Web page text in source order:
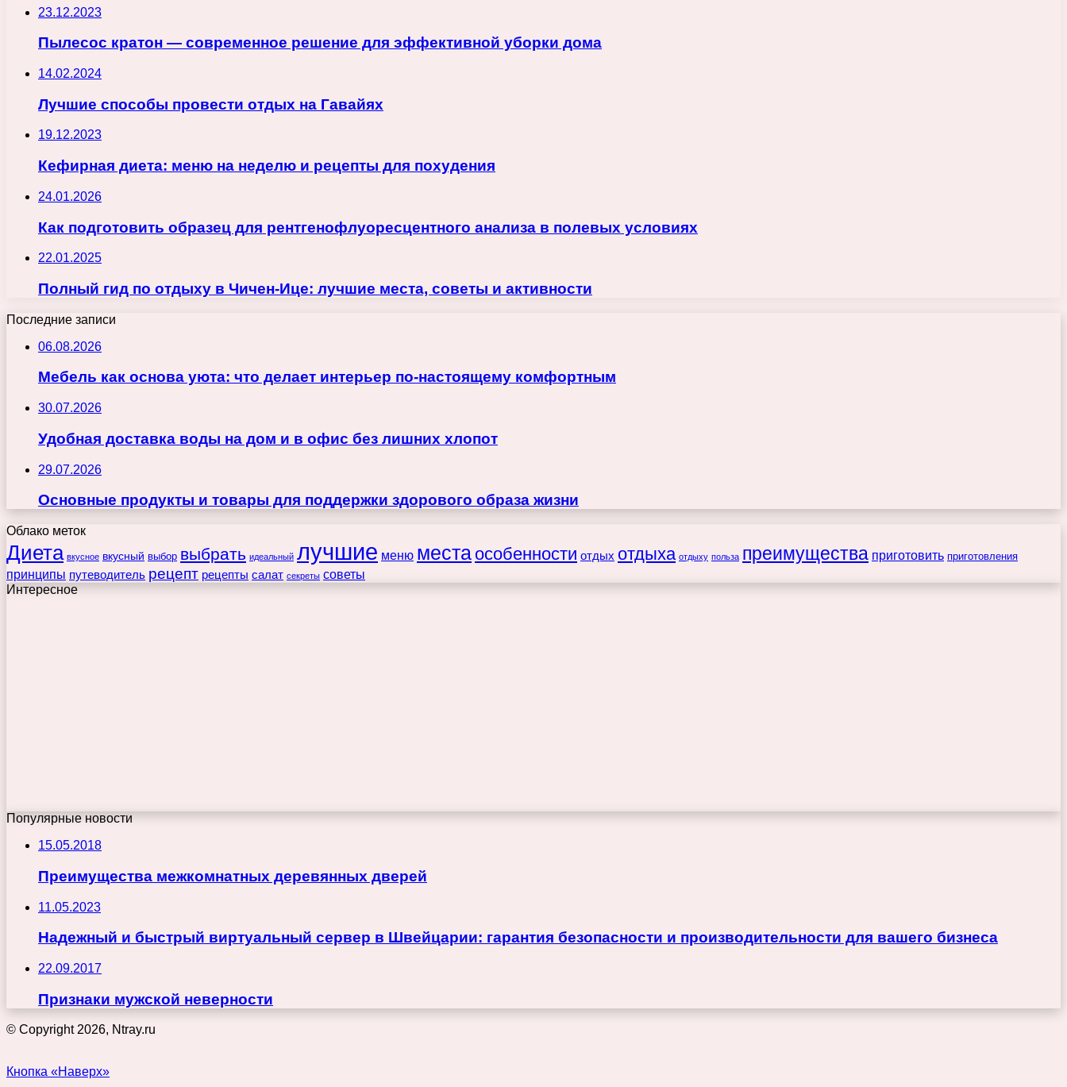
23.12.2023
Пылесос кратон — современное решение для эффективной уборки дома
14.02.2024
Лучшие способы провести отдых на Гавайях
19.12.2023
Кефирная диета: меню на неделю и рецепты для похудения
24.01.2026
Как подготовить образец для рентгенофлуоресцентного анализа в полевых условиях
22.01.2025
Полный гид по отдыху в Чичен-Ице: лучшие места, советы и активности
Последние записи
06.08.2026
Мебель как основа уюта: что делает интерьер по-настоящему комфортным
30.07.2026
Удобная доставка воды на дом и в офис без лишних хлопот
29.07.2026
Основные продукты и товары для поддержки здорового образа жизни
Облако меток
Диета вкусное вкусный выбор выбрать идеальный лучшие меню места особенности отдых отдыха отдыху польза преимущества приготовить приготовления
принципы путеводитель рецепт рецепты салат секреты советы
Интересное
Популярные новости
15.05.2018
Преимущества межкомнатных деревянных дверей
11.05.2023
Надежный и быстрый виртуальный сервер в Швейцарии: гарантия безопасности и производительности для вашего бизнеса
22.09.2017
Признаки мужской неверности
© Copyright 2026, Ntray.ru
Кнопка «Наверх»